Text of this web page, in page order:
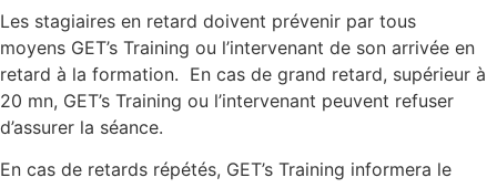
Les stagiaires en retard doivent prévenir par tous
moyens GET’s Training ou l’intervenant de son arrivée en
retard à la formation. En cas de grand retard, supérieur à
20 mn, GET’s Training ou l’intervenant peuvent refuser
d’assurer la séance.
En cas de retards répétés, GET’s Training informera le